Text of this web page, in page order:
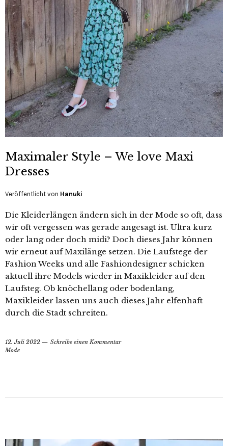
Maximaler Style – We love Maxi
Dresses
Veröffentlicht von Hanuki
Die Kleiderlängen ändern sich in der Mode so oft, dass
wir oft vergessen was gerade angesagt ist. Ultra kurz
oder lang oder doch midi? Doch dieses Jahr können
wir erneut auf Maxilänge setzen. Die Laufstege der
Fashion Weeks und alle Fashiondesigner schicken
aktuell ihre Models wieder in Maxikleider auf den
Laufsteg. Ob knöchellang oder bodenlang,
Maxikleider lassen uns auch dieses Jahr elfenhaft
durch die Stadt schreiten.
12. Juli 2022
Schreibe einen Kommentar
Mode